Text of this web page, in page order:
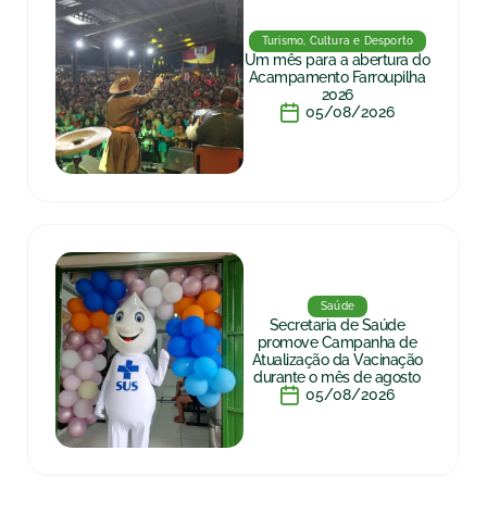
Turismo, Cultura e Desporto
Um mês para a abertura do
Acampamento Farroupilha
2026
05/08/2026
Saúde
Secretaria de Saúde
promove Campanha de
Atualização da Vacinação
durante o mês de agosto
05/08/2026